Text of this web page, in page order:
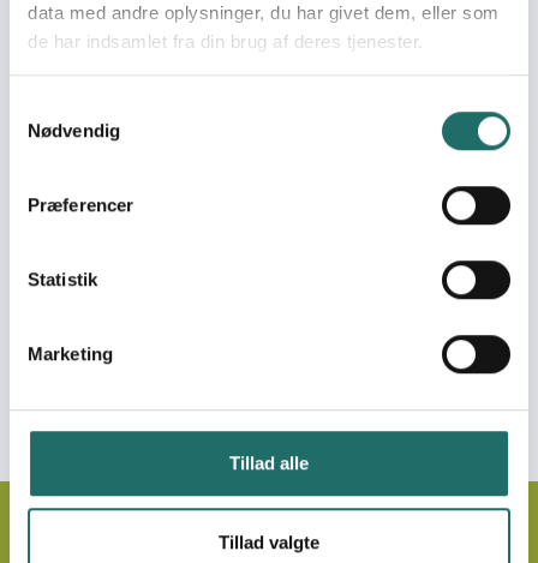
data med andre oplysninger, du har givet dem, eller som
de har indsamlet fra din brug af deres tjenester.
Nødvendig
Præferencer
Statistik
Marketing
Tillad alle
Tillad valgte
fundraising, and the common challenges
encountered in project work.
Contact CISU
Upcoming Events